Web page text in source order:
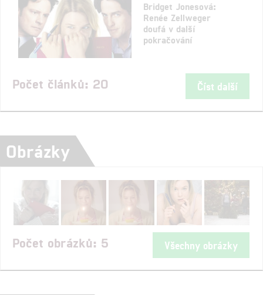
Bridget Jonesová:
Renée Zellweger
doufá v další
pokračování
Počet článků: 20 Číst další
Obrázky
Počet obrázků: 5 Všechny obrázky